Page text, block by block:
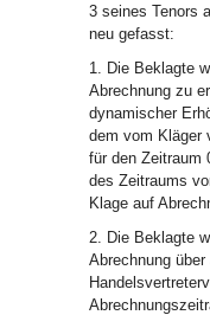
3 seines Tenors
neu gefasst:
1. Die Beklagte
Abrechnung zu
dynamischer
dem vom Kläger
für den Zeitraum
des Zeitraums
Klage auf
2. Die Beklagte
Abrechnung